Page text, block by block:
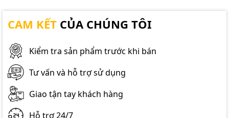
CAM KẾT CỦA CHÚNG TÔI
Kiểm tra sản phẩm trước khi bán
Tư vấn và hỗ trợ sử dụng
Giao tận tay khách hàng
Hỗ trợ 24/7